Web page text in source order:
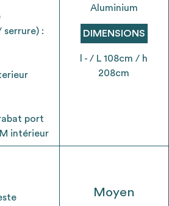
à sa liste et son envoi ne
serrure) :
port
intérieur
Aluminium
DIMENSIONS
l - / L 108cm / h
208cm
Moyen